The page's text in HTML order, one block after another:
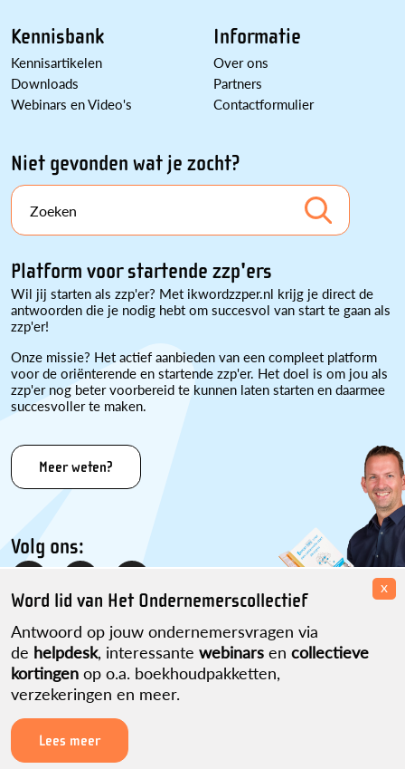
Kennisbank
Kennisartikelen
Downloads
Webinars en Video's
Informatie
Over ons
Partners
Contactformulier
Niet gevonden wat je zocht?
Zoeken
Platform voor startende zzp'ers
Wil jij starten als zzp'er? Met ikwordzzper.nl krijg je direct de
antwoorden die je nodig hebt om succesvol van start te gaan als
zzp'er!
Onze missie? Het actief aanbieden van een compleet platform
voor de oriënterende en startende zzp'er. Het doel is om jou als
zzp'er nog beter voorbereid te kunnen laten starten en daarmee
succesvoller te maken.
Meer weten?
Volg ons:
Disclaimer Over ons Contact
ikwordzzper.nl is een initiatief van Martijn Pennekamp.
Word lid van Het Ondernemerscollectief
Antwoord op jouw ondernemersvragen via
de helpdesk, interessante webinars en collectieve
kortingen op o.a. boekhoudpakketten,
verzekeringen en meer.
Lees meer
x